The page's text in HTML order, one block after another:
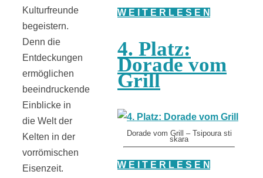
Kulturfreunde
begeistern.
Denn die
Entdeckungen
ermöglichen
beeindruckende
Einblicke in
die Welt der
Kelten in der
vorrömischen
Eisenzeit.
W E I T E R L E S E N
4. Platz:
Dorade vom
Grill
Dorade vom Grill – Tsipoura sti
skara
W E I T E R L E S E N